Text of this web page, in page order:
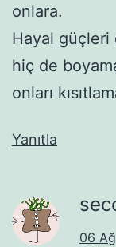
onlara.
Hayal güçleri
hiç de
onları
Yanıtla
06